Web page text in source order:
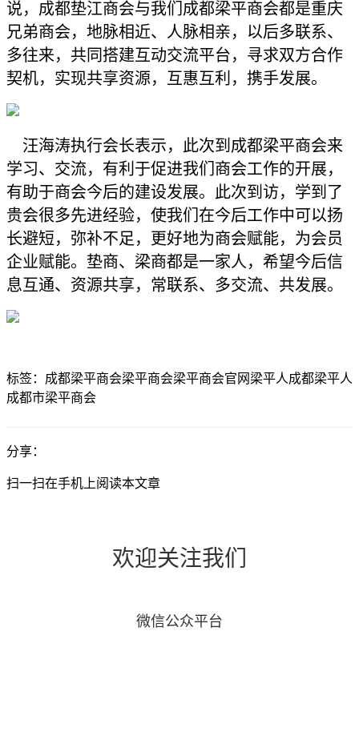
说，成都垫江商会与我们成都梁平商会都是重庆
兄弟商会，地脉相近、人脉相亲，以后多联系、
多往来，共同搭建互动交流平台，寻求双方合作
契机，实现共享资源，互惠互利，携手发展。
汪海涛执行会长表示，此次到成都梁平商会来
学习、交流，有利于促进我们商会工作的开展，
有助于商会今后的建设发展。此次到访，学到了
贵会很多先进经验，使我们在今后工作中可以扬
长避短，弥补不足，更好地为商会赋能，为会员
企业赋能。垫商、梁商都是一家人，希望今后信
息互通、资源共享，常联系、多交流、共发展。
标签： 成都梁平商会梁平商会梁平商会官网 梁平人成都梁平人
成都市梁平商会
分享：
扫一扫在手机上阅读本文章
欢迎关注我们
微信公众平台